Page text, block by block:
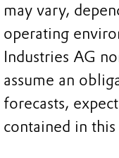
may vary,
operating
Industries AG
assume an
forecasts,
contained in this